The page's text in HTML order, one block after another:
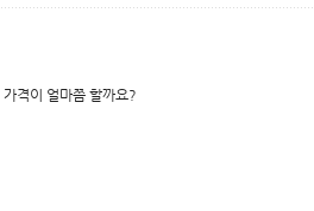
격이 얼마쯤 할까요?